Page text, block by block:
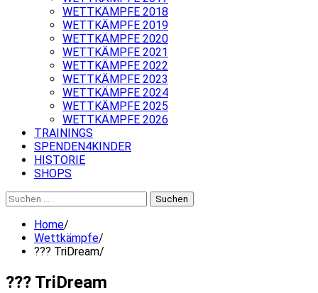
WETTKÄMPFE 2018
WETTKÄMPFE 2019
WETTKÄMPFE 2020
WETTKÄMPFE 2021
WETTKÄMPFE 2022
WETTKÄMPFE 2023
WETTKÄMPFE 2024
WETTKÄMPFE 2025
WETTKÄMPFE 2026
TRAININGS
SPENDEN4KINDER
HISTORIE
SHOPS
Suchen
nach:
Home
Wettkämpfe
??? TriDream
??? TriDream